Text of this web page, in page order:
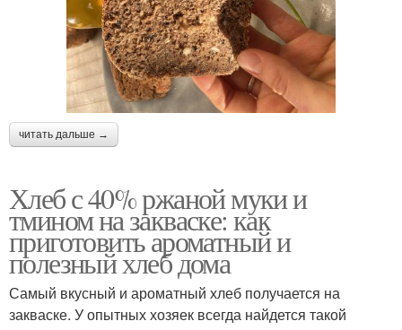
читать дальше →
Хлеб с 40% ржаной муки и
тмином на закваске: как
приготовить ароматный и
полезный хлеб дома
Самый вкусный и ароматный хлеб получается на
закваске. У опытных хозяек всегда найдется такой